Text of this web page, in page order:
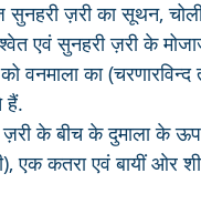
ज़री का सूथन, चोली
एवं सुनहरी ज़री के
वनमाला का
हैं.
के बीच के दुमाला के
एक कतरा एवं बायीं ओर